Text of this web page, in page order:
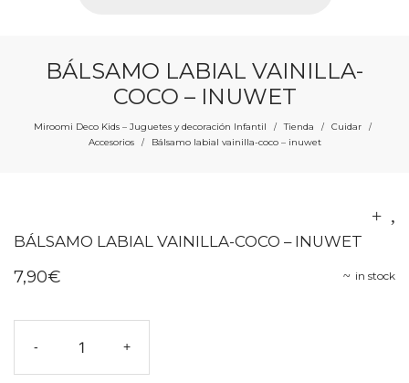
BÁLSAMO LABIAL VAINILLA-
COCO – INUWET
Miroomi Deco Kids – Juguetes y decoración Infantil / Tienda / Cuidar /
Accesorios / Bálsamo labial vainilla-coco – inuwet
BÁLSAMO LABIAL VAINILLA-COCO – INUWET
in stock
7,90€
-
labial
vainilla-
+